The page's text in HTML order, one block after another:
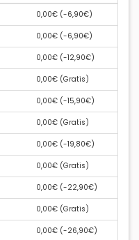
0,00€ (-6,90€)
0,00€ (-6,90€)
0,00€ (-12,90€)
0,00€ (Gratis)
0,00€ (-15,90€)
0,00€ (Gratis)
0,00€ (-19,80€)
0,00€ (Gratis)
0,00€ (-22,90€)
0,00€ (Gratis)
0,00€ (-26,90€)